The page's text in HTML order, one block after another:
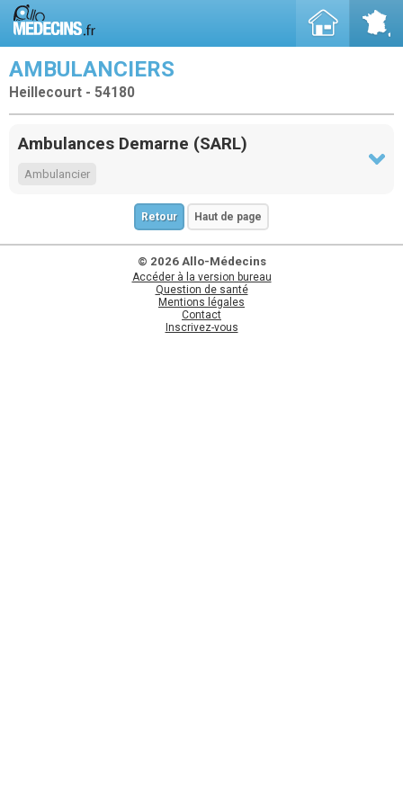
AMBULANCIERS
Heillecourt - 54180
Ambulances Demarne (SARL)
Ambulancier
Retour Haut de page
© 2026 Allo-Médecins
Accéder à la version bureau
Question de santé
Mentions légales
Contact
Inscrivez-vous